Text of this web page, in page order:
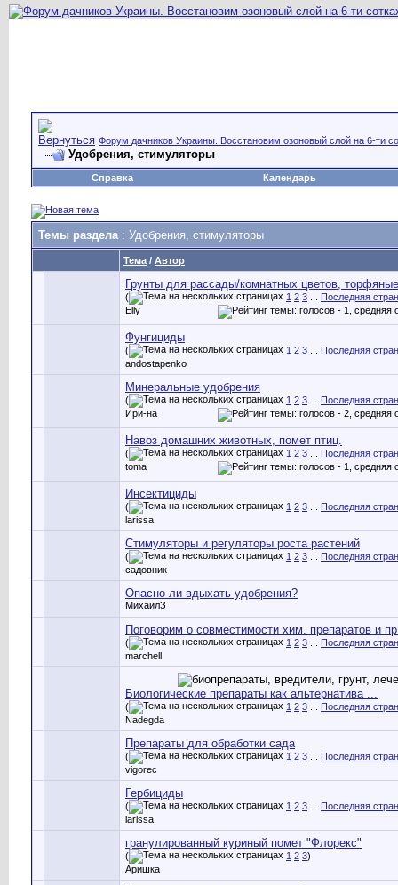
Форум дачников Украины. Восстановим озоновый слой на 6-ти
Удобрения, стимуляторы
Справка Календарь
Темы раздела: Удобрения, стимуляторы
Тема / Автор
Грунты для рассады/комнатных цветов,
( 1 2 3
Последняя
Elly
Фунгициды
( 1 2 3
Последняя
andostapenko
Минеральные удобрения
( 1 2 3
Последняя
Ири-на
Навоз домашних животных, помет птиц.
( 1 2 3
Последняя
toma
Инсектициды
( 1 2 3
Последняя
larissa
Стимуляторы и регуляторы роста растений
( 1 2 3
Последняя
садовник
Опасно ли вдыхать удобрения?
МихаилЗ
Поговорим о совместимости хим. препаратов и
( 1 2 3
Последняя
marchell
Биологические препараты как альтернатива ...
( 1 2 3
Последняя
Nadegda
Препараты для обработки сада
( 1 2 3
Последняя
vigorec
Гербициды
( 1 2 3
Последняя
larissa
гранулированный куриный помет "Флорекс"
( 1 2 3)
Аришка